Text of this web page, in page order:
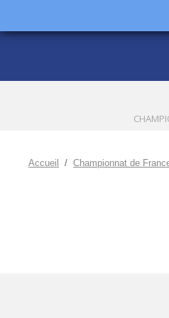
Accueil Championnat de